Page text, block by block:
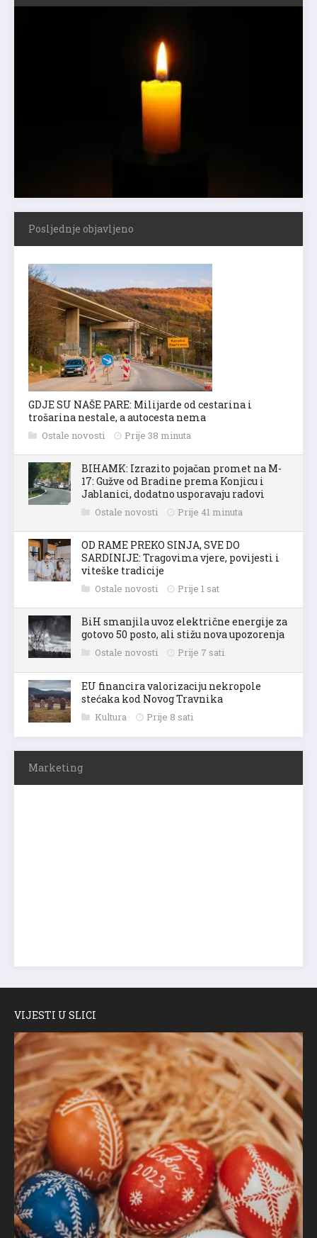
Posljednje objavljeno
GDJE SU NAŠE PARE: Milijarde od cestarina i
trošarina nestale, a autocesta nema
Ostale novosti Prije 38 minuta
BIHAMK: Izrazito pojačan promet na M-
17: Gužve od Bradine prema Konjicu i
Jablanici, dodatno usporavaju radovi
Ostale novosti Prije 41 minuta
OD RAME PREKO SINJA, SVE DO
SARDINIJE: Tragovima vjere, povijesti i
viteške tradicije
Ostale novosti Prije 1 sat
BiH smanjila uvoz električne energije za
gotovo 50 posto, ali stižu nova upozorenja
Ostale novosti Prije 7 sati
EU financira valorizaciju nekropole
stećaka kod Novog Travnika
Kultura Prije 8 sati
Marketing
VIJESTI U SLICI